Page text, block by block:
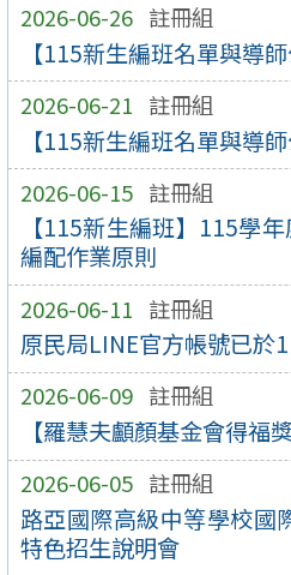
2026-06-26 註冊組
【115新生編班名單與導師
2026-06-21 註冊組
【115新生編班名單與導師
2026-06-15 註冊組
【115新生編班】115學
編配作業原則
2026-06-11 註冊組
原民局LINE官方帳號已於
2026-06-09 註冊組
【羅慧夫顱顏基金會得福
2026-06-05 註冊組
路亞國際高級中等學校國
特色招生說明會